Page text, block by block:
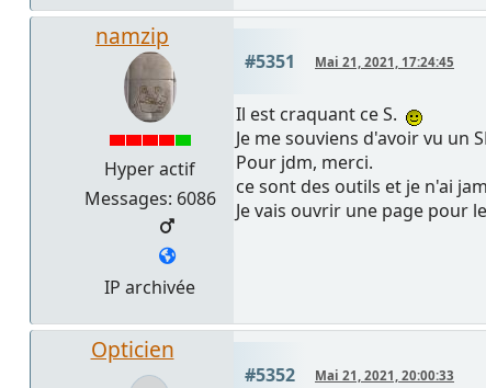
namzip
Hyper actif
Messages: 6086
IP archivée
#5351 Mai 21, 2021, 17:24:45
Il est craquant ce S.
Je me souviens d'avoir vu un
Pour jdm, merci.
ce sont des outils et je n'ai
Je vais ouvrir une page pour
Opticien
#5352 Mai 21, 2021, 20:00:33